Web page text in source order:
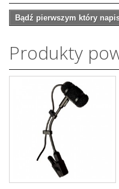
Bądź pierwszym który
Produkty